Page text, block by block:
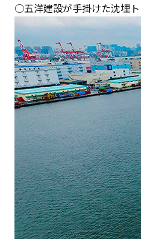
○五洋建設が手掛けた沈埋